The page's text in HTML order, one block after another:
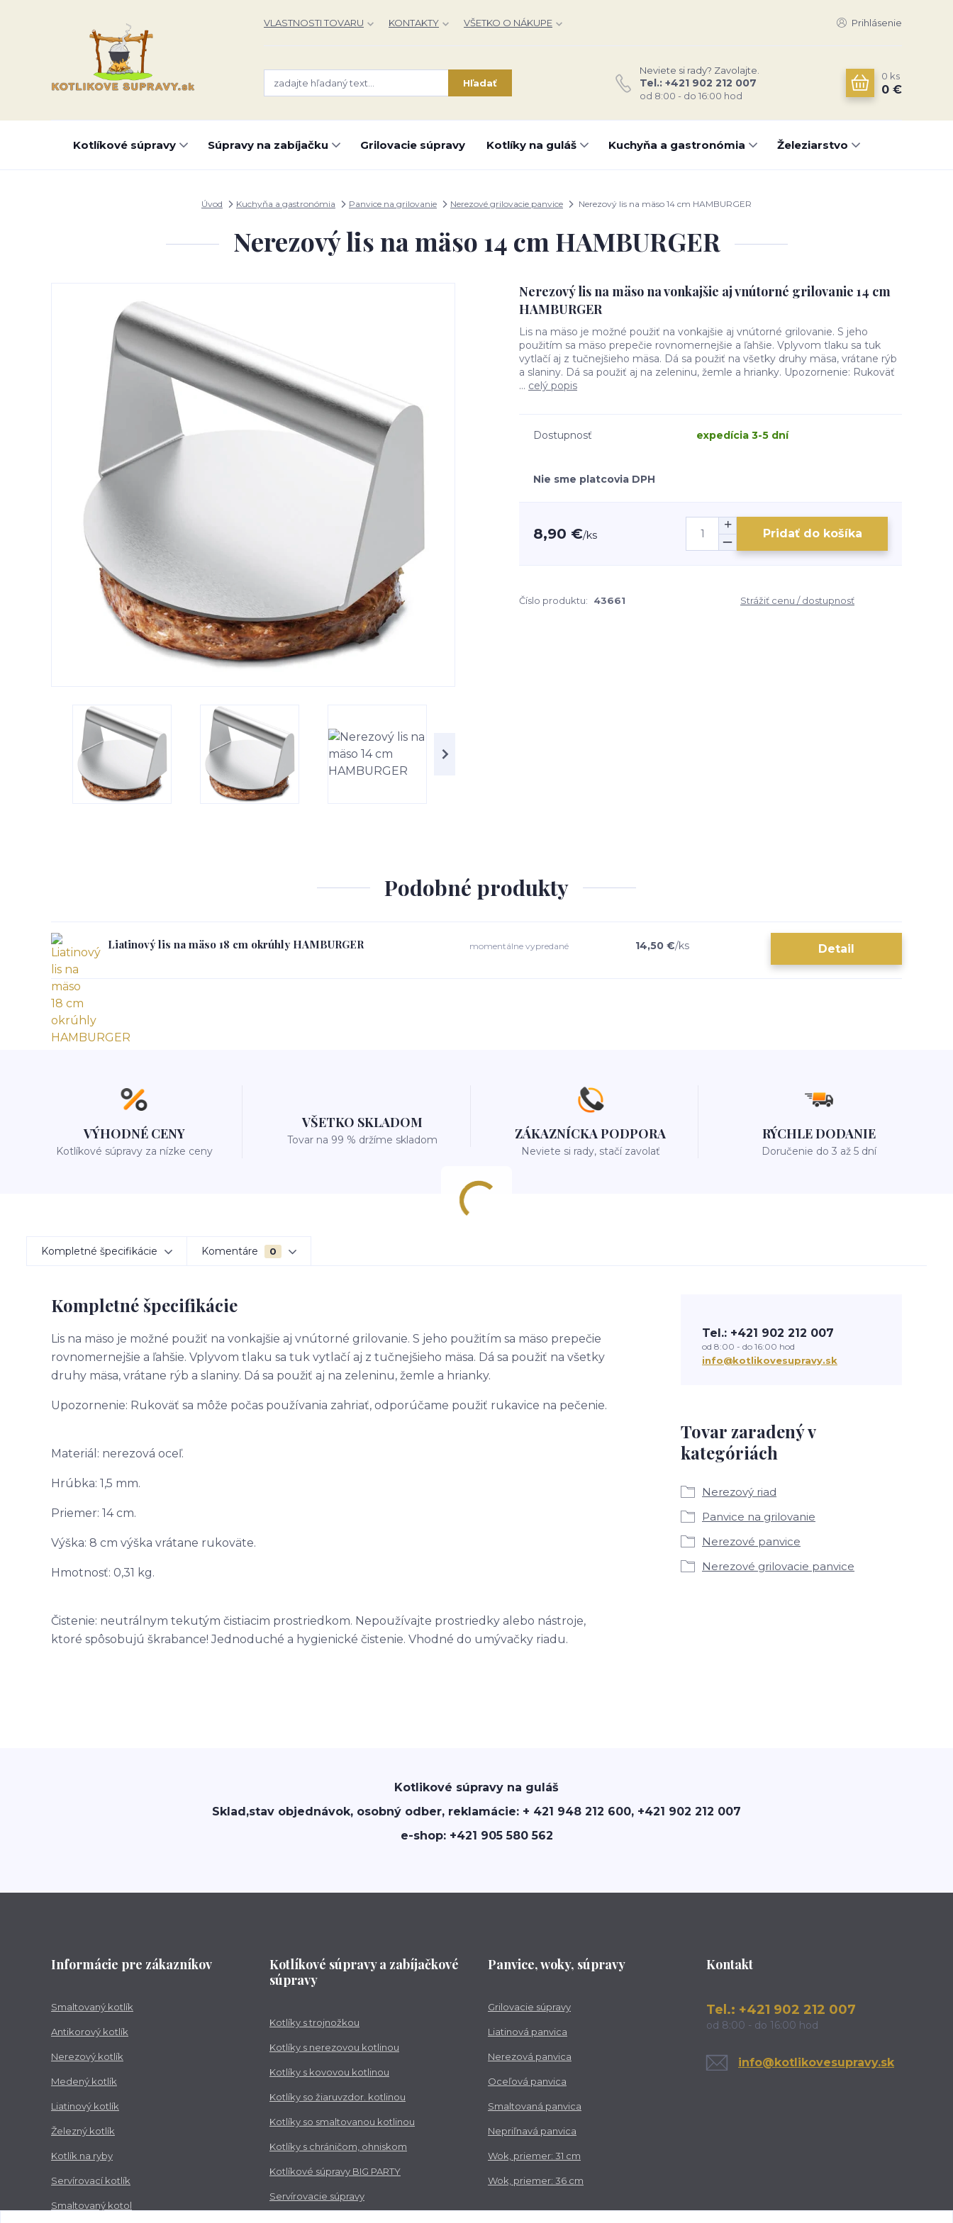
VLASTNOSTI TOVARU KONTAKTY VŠETKO O NÁKUPE Prihlásenie
Hľadať
Neviete si rady? Zavolajte.
Tel.: +421 902 212 007
od 8:00 - do 16:00 hod
0 ks
0 €
Kotlíkové súpravy Súpravy na zabíjačku Grilovacie súpravy Kotlíky na guláš Kuchyňa a gastronómia Železiarstvo
Úvod Kuchyňa a gastronómia Panvice na grilovanie Nerezové grilovacie panvice Nerezový lis na mäso 14 cm HAMBURGER
Nerezový lis na mäso 14 cm HAMBURGER
Nerezový lis na mäso na vonkajšie aj vnútorné grilovanie 14 cm
HAMBURGER
Lis na mäso je možné použiť na vonkajšie aj vnútorné grilovanie. S jeho
použitím sa mäso prepečie rovnomernejšie a ľahšie. Vplyvom tlaku sa tuk
vytlačí aj z tučnejšieho mäsa. Dá sa použiť na všetky druhy mäsa, vrátane rýb
a slaniny. Dá sa použiť aj na zeleninu, žemle a hrianky. Upozornenie: Rukoväť
... celý popis
Dostupnosť expedícia 3-5 dní
Nie sme platcovia DPH
8,90 €/ks Pridať do košíka
Číslo produktu: 43661 Strážiť cenu / dostupnosť
Podobné produkty
Liatinový lis na mäso 18 cm okrúhly HAMBURGER 14,50 €/ks
momentálne vypredané Detail
VÝHODNÉ CENY
Kotlíkové súpravy za nízke ceny
VŠETKO SKLADOM
Tovar na 99 % držíme skladom ZÁKAZNÍCKA PODPORA
Neviete si rady, stačí zavolať
RÝCHLE DODANIE
Doručenie do 3 až 5 dní
Kompletné špecifikácie Komentáre 0
Kompletné špecifikácie
Lis na mäso je možné použiť na vonkajšie aj vnútorné grilovanie. S jeho použitím sa mäso prepečie
rovnomernejšie a ľahšie. Vplyvom tlaku sa tuk vytlačí aj z tučnejšieho mäsa. Dá sa použiť na všetky
druhy mäsa, vrátane rýb a slaniny. Dá sa použiť aj na zeleninu, žemle a hrianky.
Upozornenie: Rukoväť sa môže počas používania zahriať, odporúčame použiť rukavice na pečenie.
Materiál: nerezová oceľ.
Hrúbka: 1,5 mm.
Priemer: 14 cm.
Výška: 8 cm výška vrátane rukoväte.
Hmotnosť: 0,31 kg.
Čistenie: neutrálnym tekutým čistiacim prostriedkom. Nepoužívajte prostriedky alebo nástroje,
ktoré spôsobujú škrabance! Jednoduché a hygienické čistenie. Vhodné do umývačky riadu.
Tovar zaradený v
kategóriách
Nerezový riad
Panvice na grilovanie
Nerezové panvice
Nerezové grilovacie panvice
Tel.: +421 902 212 007
od 8:00 - do 16:00 hod
info@kotlikovesupravy.sk
Kotlikové súpravy na guláš
Sklad,stav objednávok, osobný odber, reklamácie: + 421 948 212 600, +421 902 212 007
e-shop: +421 905 580 562
Informácie pre zákazníkov
Smaltovaný kotlík
Antikorový kotlík
Nerezový kotlík
Medený kotlík
Liatinový kotlík
Železný kotlík
Kotlík na ryby
Servírovací kotlík
Smaltovaný kotol
Kotlíkové súpravy a zabíjačkové
súpravy
Kotlíky s trojnožkou
Kotlíky s nerezovou kotlinou
Kotlíky s kovovou kotlinou
Kotlíky so žiaruvzdor. kotlinou
Kotlíky so smaltovanou kotlinou
Kotlíky s chráničom, ohniskom
Kotlíkové súpravy BIG PARTY
Servírovacie súpravy
Panvice, woky, súpravy
Grilovacie súpravy
Liatinová panvica
Nerezová panvica
Oceľová panvica
Smaltovaná panvica
Nepriľnavá panvica
Wok, priemer: 31 cm
Wok, priemer: 36 cm
Kontakt
Tel.: +421 902 212 007
od 8:00 - do 16:00 hod
info@kotlikovesupravy.sk